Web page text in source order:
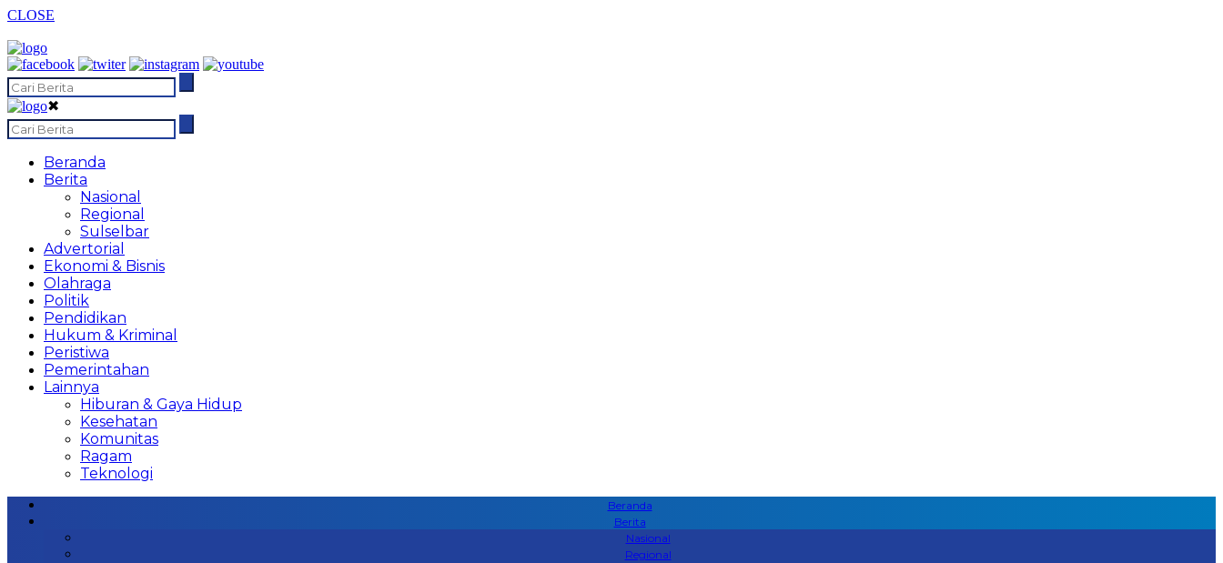
CLOSE
✖
Beranda
Berita
Nasional
Regional
Sulselbar
Advertorial
Ekonomi & Bisnis
Olahraga
Politik
Pendidikan
Hukum & Kriminal
Peristiwa
Pemerintahan
Lainnya
Hiburan & Gaya Hidup
Kesehatan
Komunitas
Ragam
Teknologi
Beranda
Berita
Nasional
Regional